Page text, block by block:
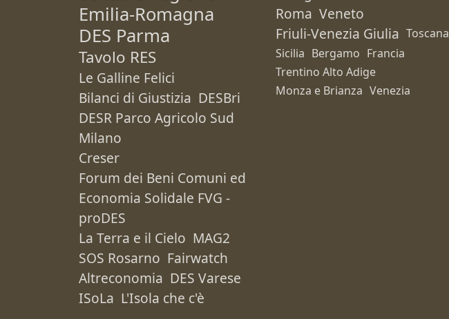
Emilia-Romagna
DES Parma
Tavolo RES
Le Galline Felici
Bilanci di Giustizia DESBri
DESR Parco Agricolo Sud
Milano
Creser
Forum dei Beni Comuni ed
Economia Solidale FVG -
proDES
La Terra e il Cielo MAG2
SOS Rosarno Fairwatch
Altreconomia DES Varese
ISoLa L'Isola che c'è
Roma Veneto
Friuli-Venezia Giulia Toscana
Sicilia Bergamo Francia
Trentino Alto Adige
Monza e Brianza Venezia